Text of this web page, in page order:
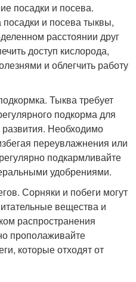
посадки и посева.
и посева тыквы,
расстоянии друг
доступ кислорода,
и облегчить работу
Тыква требует
подкорма для
Необходимо
переувлажнения или
подкармливайте
удобрениями.
Сорняки и побеги могут
вещества и
распространения
прополаживайте
которые отходят от